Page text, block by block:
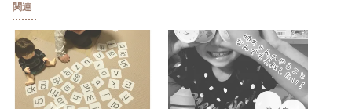
関連